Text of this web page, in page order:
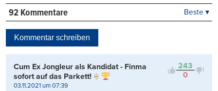
92 Kommentare
Kontrovers
Beste ▾
Kommentar schreiben
243
0
Cum Ex Jongleur als Kandidat - Finma
sofort auf das Parkett!
03.11.2021 um 07:39